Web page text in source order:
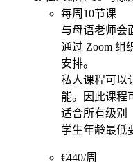
每周10节课
与母语老师会
通过 Zoom 组
安排。
私人课程可以
能。因此课程
适合所有级别
学生年龄最低
€440/周